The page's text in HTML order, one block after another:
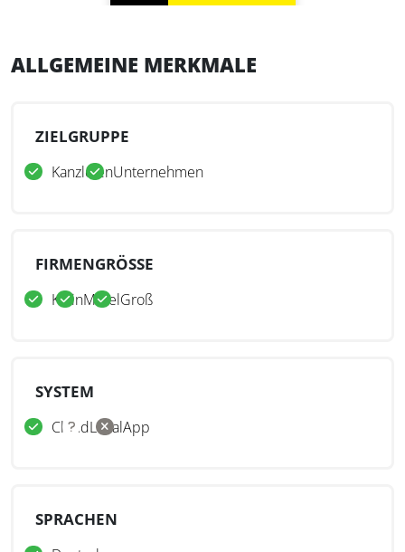
ALLGEMEINE MERKMALE
ZIELGRUPPE
KanzleienUnternehmen
FIRMENGRÖSSE
KleinMittelGroß
SYSTEM
CloudLokalApp
SPRACHEN